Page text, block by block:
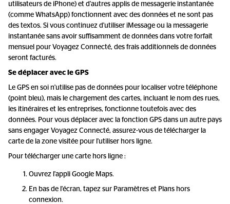
utilisateurs de iPhone) et d'autres applis de messagerie instantanée
(comme WhatsApp) fonctionnent avec des données et ne sont pas
des textos. Si vous continuez d'utiliser iMessage ou la messagerie
instantanée sans avoir suffisamment de données dans votre forfait
mensuel pour Voyagez Connecté, des frais additionnels de données
seront facturés.
Se déplacer avec le GPS
Le GPS en soi n'utilise pas de données pour localiser votre téléphone
(point bleu), mais le chargement des cartes, incluant le nom des rues,
les itinéraires et les entreprises, fonctionne toutefois avec des
données. Pour vous déplacer avec la fonction GPS dans un autre pays
sans engager Voyagez Connecté, assurez-vous de télécharger la
carte de la zone visitée pour l'utiliser hors ligne.
Pour télécharger une carte hors ligne :
Ouvrez l'appli Google Maps.
En bas de l'écran, tapez sur Paramètres et Plans hors
connexion.